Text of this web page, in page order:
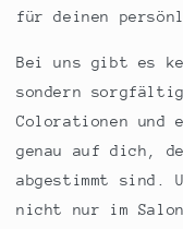
für deinen
Bei uns gibt es
sondern
Colorationen und
genau auf dich,
abgestimmt sind.
nicht nur im